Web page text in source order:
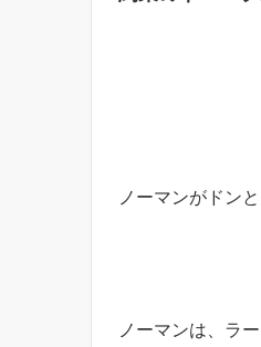
ノーマンがドン
ノーマンは、ラ